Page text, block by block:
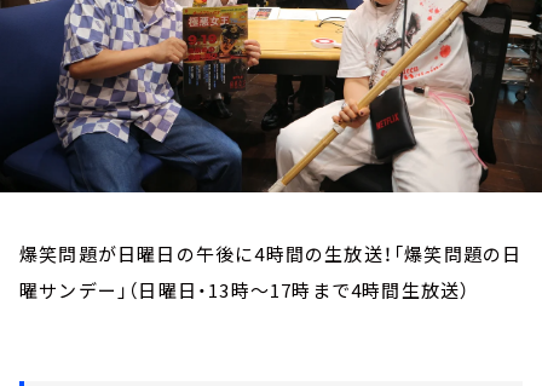
爆笑問題が日曜日の午後に4時間の生放送！「爆笑問題の日
曜サンデー」（日曜日・13時～17時まで4時間生放送）